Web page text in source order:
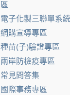
區
電子化製三聯單系
網購宣導專區
種苗(子)驗證專區
兩岸防檢疫專區
常見問答集
國際事務專區